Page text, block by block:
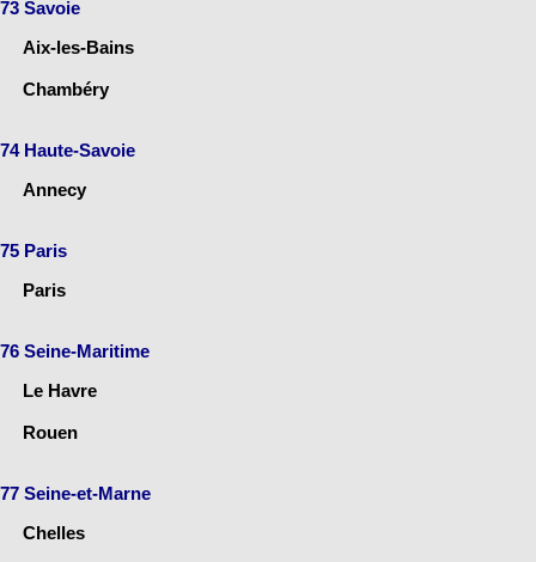
73 Savoie
Aix-les-Bains
Chambéry
74 Haute-Savoie
Annecy
75 Paris
Paris
76 Seine-Maritime
Le Havre
Rouen
77 Seine-et-Marne
Chelles